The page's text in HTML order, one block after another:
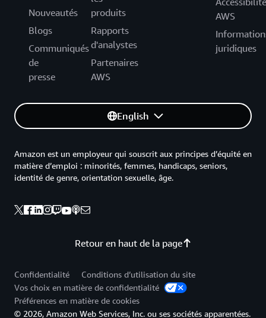
Nouveautés
Blogs
Communiqués
de
presse
produits
Rapports
d'analystes
Partenaires
AWS
AWS
juridiques
English
Retour en haut de la page
Amazon est un employeur qui souscrit aux principes d’équité en
matière d’emploi : minorités, femmes, handicaps, seniors,
identité de genre, orientation sexuelle, âge.
Confidentialité
Conditions d’utilisation du site
Vos choix en matière de confidentialité
Préférences en matière de cookies
© 2026, Amazon Web Services, Inc. ou ses sociétés apparentées.